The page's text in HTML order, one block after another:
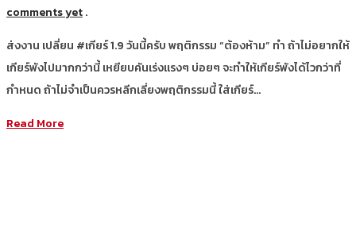
comments yet.
ส่งงาน เปลี่ยน #เกียร์ 1.9 วันนี้ครับ พฤติกรรม “ต้องห้าม” ทำ ถ้าไม่อยากให้
เกียร์พังไปมากกว่านี้ เหยียบคันเร่งแรงๆ บ่อยๆ จะทำให้เกียร์พังได้ไวกว่าที่
กำหนด ถ้าไม่จำเป็นควรหลีกเลี่ยงพฤติกรรมนี้ ใส่เกียร์…
Read More